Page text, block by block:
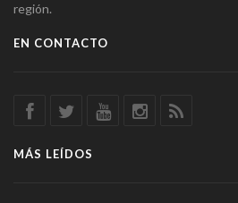
región.
EN CONTACTO
MÁS LEÍDOS